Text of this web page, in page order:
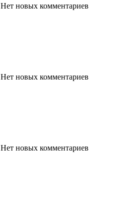
Нет новых комментариев
Нет новых комментариев
Нет новых комментариев